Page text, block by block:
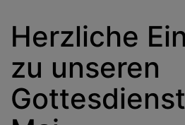
Herzliche
zu unseren